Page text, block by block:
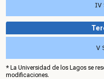
IV
V
* La Universidad de los Lagos se
modificaciones.